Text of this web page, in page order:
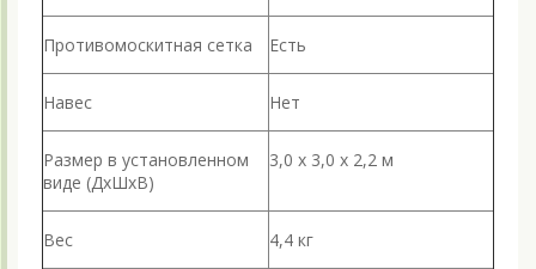
Противомоскитная сетка Есть
Навес Нет
Размер в установленном
виде (ДхШхВ)
3,0 х 3,0 х 2,2 м
Вес 4,4 кг